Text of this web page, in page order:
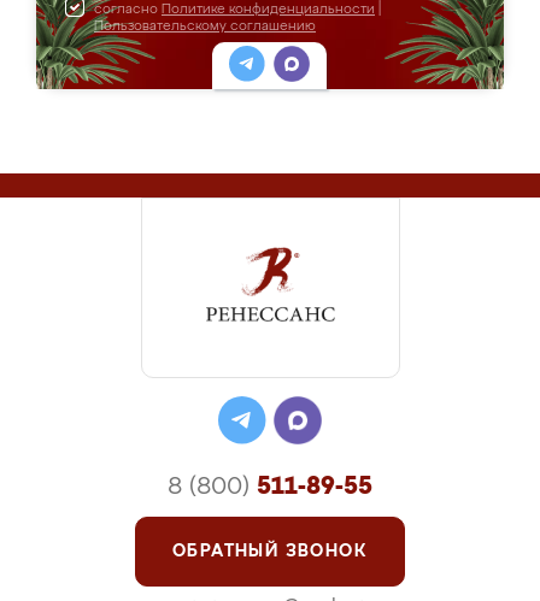
согласно Политике конфиденциальности
Пользовательскому соглашению
8 (800) 511-89-55
ОБРАТНЫЙ ЗВОНОК